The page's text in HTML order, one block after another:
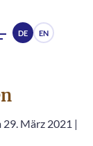
DE EN
März 2021 |